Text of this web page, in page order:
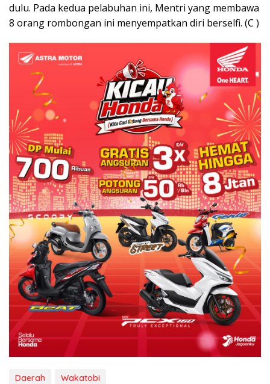
dulu. Pada kedua pelabuhan ini, Mentri yang membawa
8 orang rombongan ini menyempatkan diri berselfi. (C )
Daerah Wakatobi